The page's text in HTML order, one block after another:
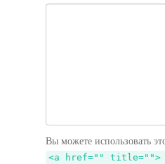
Вы можете использовать
<a href="" title="">